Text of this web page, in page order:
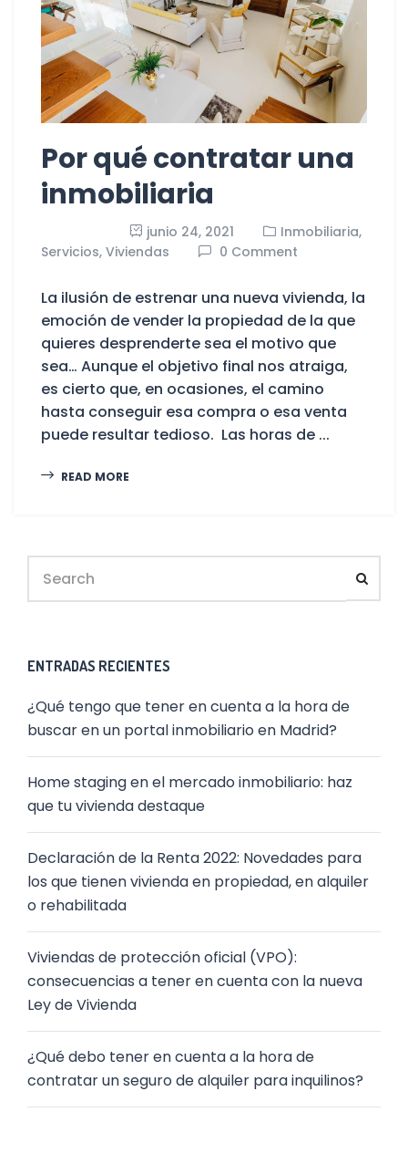
Por qué contratar una
inmobiliaria
junio 24, 2021
Inmobiliaria,
Servicios, Viviendas 0 Comment
La ilusión de estrenar una nueva vivienda, la
emoción de vender la propiedad de la que
quieres desprenderte sea el motivo que
sea… Aunque el objetivo final nos atraiga,
es cierto que, en ocasiones, el camino
hasta conseguir esa compra o esa venta
puede resultar tedioso. Las horas de ...
READ MORE
ENTRADAS RECIENTES
¿Qué tengo que tener en cuenta a la hora de
buscar en un portal inmobiliario en Madrid?
Home staging en el mercado inmobiliario: haz
que tu vivienda destaque
Declaración de la Renta 2022: Novedades para
los que tienen vivienda en propiedad, en alquiler
o rehabilitada
Viviendas de protección oficial (VPO):
consecuencias a tener en cuenta con la nueva
Ley de Vivienda
¿Qué debo tener en cuenta a la hora de
contratar un seguro de alquiler para inquilinos?